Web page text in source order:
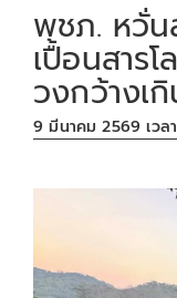
พชภ. หวั่
เปื้อนสาร
วงกว้างเ
9 มีนาคม 2569 เวล